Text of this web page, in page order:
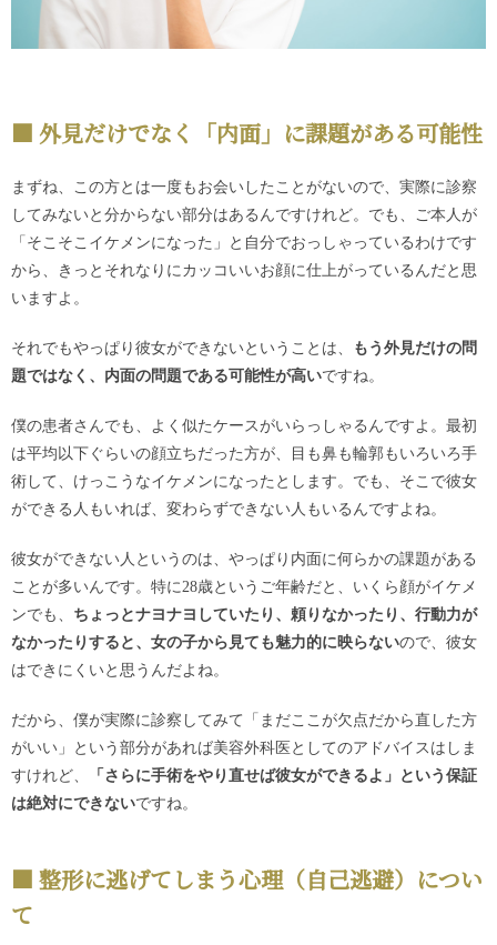
外見だけでなく「内面」に課題がある可能性
まずね、この方とは一度もお会いしたことがないので、実際に診察
してみないと分からない部分はあるんですけれど。でも、ご本人が
「そこそこイケメンになった」と自分でおっしゃっているわけです
から、きっとそれなりにカッコいいお顔に仕上がっているんだと思
いますよ。
それでもやっぱり彼女ができないということは、
もう外見だけの問
題ではなく、内面の問題である可能性が高いですね。
僕の患者さんでも、よく似たケースがいらっしゃるんですよ。最初
は平均以下ぐらいの顔立ちだった方が、目も鼻も輪郭もいろいろ手
術して、けっこうなイケメンになったとします。でも、そこで彼女
ができる人もいれば、変わらずできない人もいるんですよね。
彼女ができない人というのは、やっぱり内面に何らかの課題がある
ことが多いんです。特に28歳というご年齢だと、いくら顔がイケメ
ンでも、 ちょっとナヨナヨしていたり、頼りなかったり、行動力が
なかったりすると、女の子から見ても魅力的に映らないので、彼女
はできにくいと思うんだよね。
だから、僕が実際に診察してみて「まだここが欠点だから直した方
がいい」という部分があれば美容外科医としてのアドバイスはしま
すけれど、
「さらに手術をやり直せば彼女ができるよ」という保証
は絶対にできないですね。
整形に逃げてしまう心理（自己逃避）につい
て